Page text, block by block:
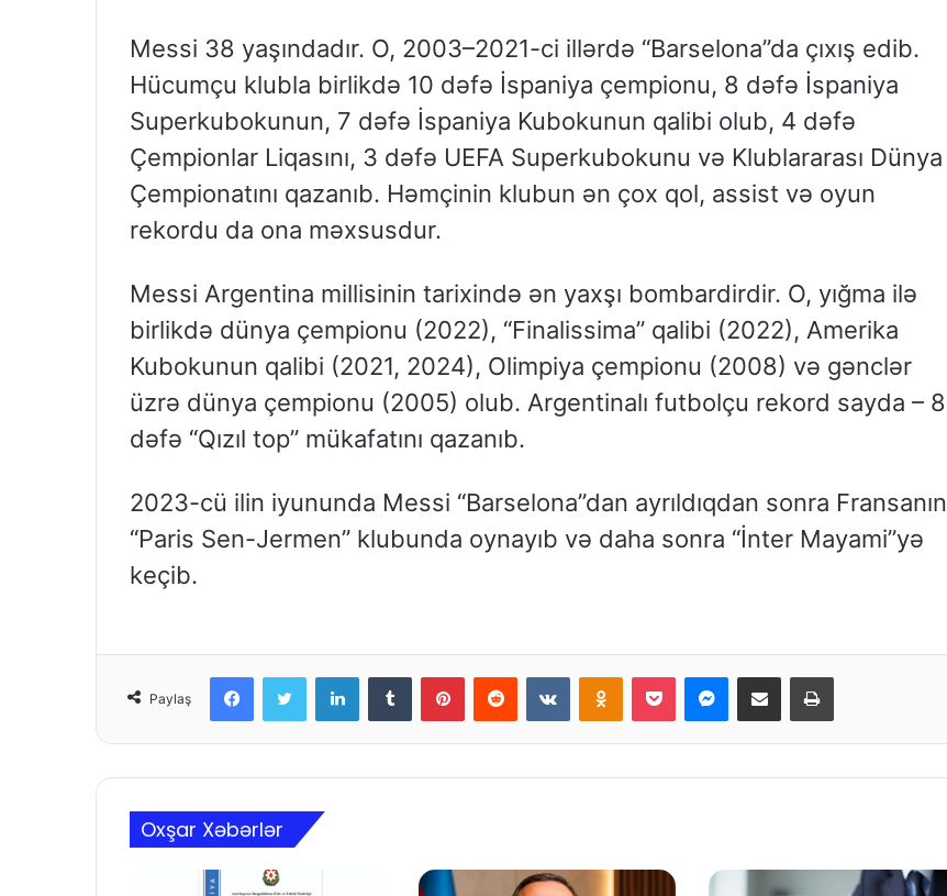
Messi 38 yaşındadır. O, 2003–2021-ci illərdə “Barselona”da çıxış edib.
Hücumçu klubla birlikdə 10 dəfə İspaniya çempionu, 8 dəfə İspaniya
Superkubokunun, 7 dəfə İspaniya Kubokunun qalibi olub, 4 dəfə
Çempionlar Liqasını, 3 dəfə UEFA Superkubokunu və Klublararası Dünya
Çempionatını qazanıb. Həmçinin klubun ən çox qol, assist və oyun
rekordu da ona məxsusdur.
Messi Argentina millisinin tarixində ən yaxşı bombardirdir. O, yığma ilə
birlikdə dünya çempionu (2022), “Finalissima” qalibi (2022), Amerika
Kubokunun qalibi (2021, 2024), Olimpiya çempionu (2008) və gənclər
üzrə dünya çempionu (2005) olub. Argentinalı futbolçu rekord sayda – 8
dəfə “Qızıl top” mükafatını qazanıb.
2023-cü ilin iyununda Messi “Barselona”dan ayrıldıqdan sonra Fransanın
“Paris Sen-Jermen” klubunda oynayıb və daha sonra “İnter Mayami”yə
keçib.
Paylaş
Oxşar Xəbərlər